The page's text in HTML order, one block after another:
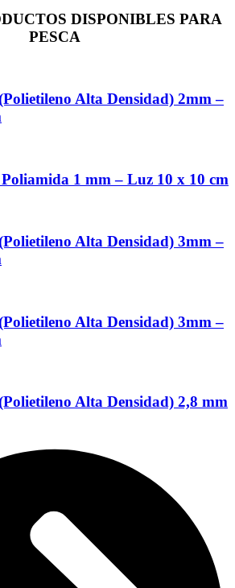
DISPONIBLES PARA
PESCA
Alta Densidad) 2mm –
1 mm – Luz 10 x 10 cm
Alta Densidad) 3mm –
Alta Densidad) 3mm –
Alta Densidad) 2,8 mm